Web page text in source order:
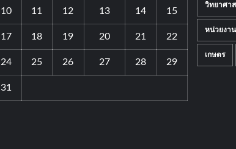
10 11 12 13 14 15
17 18 19 20 21 22
24 25 26 27 28 29
31
วิทยาศา
หน่วยงา
เกษตร